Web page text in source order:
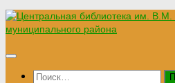
Перейти
к
Найти: